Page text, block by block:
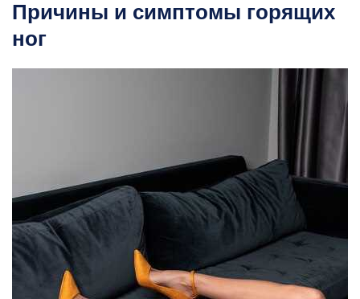
Причины и симптомы горящих
ног